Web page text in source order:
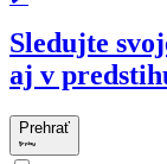
Sledujte
aj v
Prehrať